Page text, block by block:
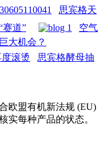
思宾格天
赛道”
空气
大机会？
思宾格酵母抽
欧盟有机新法规 (EU)
实每种产品的状态。